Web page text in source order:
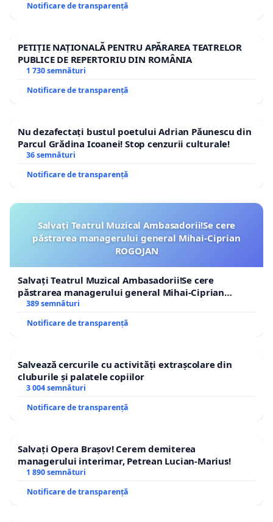
Notificare de transparență
PETIȚIE NAȚIONALĂ PENTRU APĂRAREA TEATRELOR
PUBLICE DE REPERTORIU DIN ROMÂNIA
1 730 semnături
Notificare de transparență
Nu dezafectați bustul poetului Adrian Păunescu din
Parcul Grădina Icoanei! Stop cenzurii culturale!
36 semnături
Notificare de transparență
Salvați Teatrul Muzical Ambasadorii!Se cere
păstrarea managerului general Mihai-Ciprian
ROGOJAN
Salvați Teatrul Muzical Ambasadorii!Se cere
păstrarea managerului general Mihai-Ciprian
ROGOJAN
389 semnături
Notificare de transparență
Salvează cercurile cu activități extrașcolare din
cluburile și palatele copiilor
3 004 semnături
Notificare de transparență
Salvați Opera Brașov! Cerem demiterea
managerului interimar, Petrean Lucian-Marius!
1 890 semnături
Notificare de transparență